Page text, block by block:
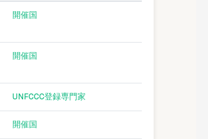
開催国
開催国
UNFCCC登録専門家
開催国